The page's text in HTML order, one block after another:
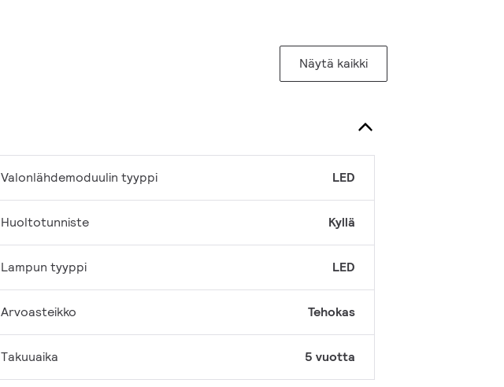
Näytä kaikki
Valonlähdemoduulin tyyppi LED
Huoltotunniste Kyllä
Lampun tyyppi LED
Arvoasteikko Tehokas
Takuuaika 5 vuotta